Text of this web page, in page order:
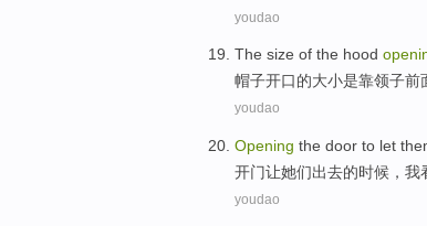
youdao
The size of the hood
帽子开口的大小是靠领子前
youdao
Opening the door to let
开门让她们出去的时候， 我
youdao